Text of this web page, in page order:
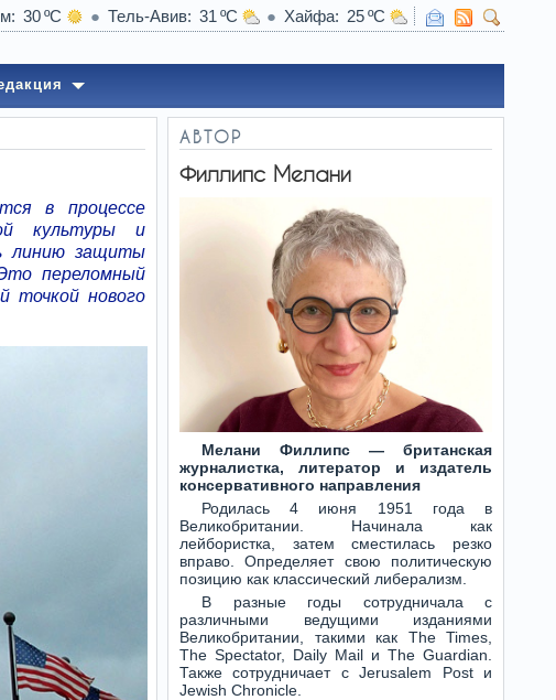
30 Тель-Авив 31 Хайфа
25
в процессе
культуры и
линию защиты
переломный
точкой нового
АВТОР
Филлипс Мелани
Мелани Филлипс — британская
журналистка, литератор и издатель
консервативного направления
Родилась 4 июня 1951 года в
Великобритании. Начинала как
лейбористка, затем сместилась резко
вправо. Определяет свою политическую
позицию как классический либерализм.
В разные годы сотрудничала с
различными ведущими изданиями
Великобритании, такими как The Times,
The Spectator, Daily Mail и The Guardian.
Также сотрудничает с Jerusalem Post и
Jewish Chronicle.